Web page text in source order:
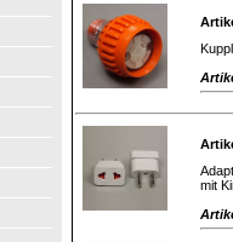
mit